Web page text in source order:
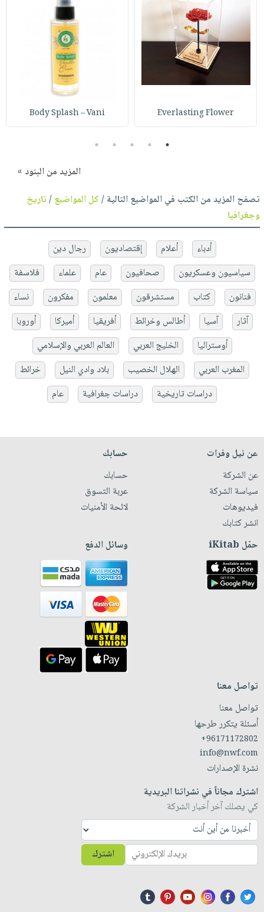
Everlasting Flower
Body Splash – Vani
1
2
3
4
5
المزيد من البنود »
تصفح المزيد من الكتب في المواضيع التالية /كل المواضيع/تاريخ
وجغرافيا
أدباء أعلام إقتصاديون
رجال دين
سياسيون وعسكريون
صحافيون عام علماء
فلاسفة
فنانون
كتاب مستشرقون معلمون مفكرون
نساء
آثار
آسيا أطالس وخرائط أفريقيا أميركا
أوروبا
أوستراليا
الخليج العربي
العالم العربي والإسلامي
المغرب العربي
الهلال الخصيب بلاد وادي النيل
خرائط
دراسات تاريخية
دراسات جغرافية عام
عن نيل وفرات
عن الشركة
سياسة الشركة
فيديوهات
انشر كتابك
حسابك
حسابك
عربة التسوق
لائحة الأمنيات
حمّل iKitab وسائل الدفع
تواصل معنا
تواصل معنا
أسئلة يتكرر طرحها
+96171172802
info@nwf.com
نشرة الإصدارات
اشترك مجاناً في نشراتنا البريدية
كي يصلك آخر أخبار الشركة
اشترك